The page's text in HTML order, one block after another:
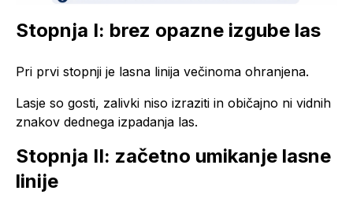
Stopnja I: brez opazne izgube las
Pri prvi stopnji je lasna linija večinoma ohranjena.
Lasje so gosti, zalivki niso izraziti in običajno ni vidnih
znakov dednega izpadanja las.
Stopnja II: začetno umikanje lasne
linije